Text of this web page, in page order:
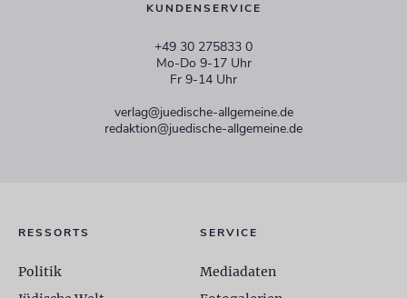
KUNDENSERVICE
+49 30 275833 0
Mo-Do 9-17 Uhr
Fr 9-14 Uhr
verlag@juedische-allgemeine.de
redaktion@juedische-allgemeine.de
RESSORTS
Politik
SERVICE
Mediadaten